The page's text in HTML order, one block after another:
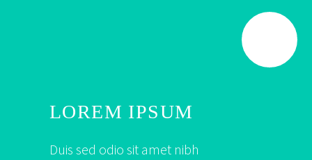
LOREM IPSUM
Duis sed odio sit amet nibh